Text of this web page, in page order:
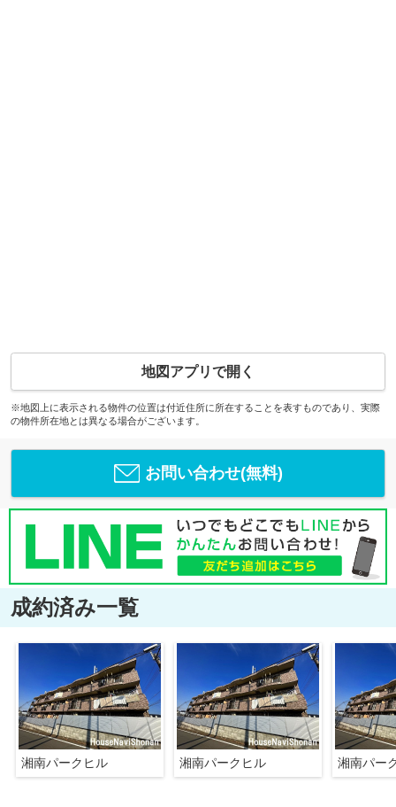
地図アプリで開く
※地図上に表示される物件の位置は付近住所に所在することを表すものであり、実際
の物件所在地とは異なる場合がございます。
お問い合わせ(無料)
成約済み一覧
湘南パークヒル 湘南パークヒル 湘南パー